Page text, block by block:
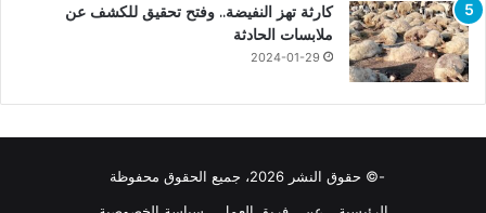
كارثة تهز النفيضة.. وفتح تحقيق للكشف عن
ملابسات الحادثة
2024-01-29
-© حقوق النشر 2026، جميع الحقوق محفوظة